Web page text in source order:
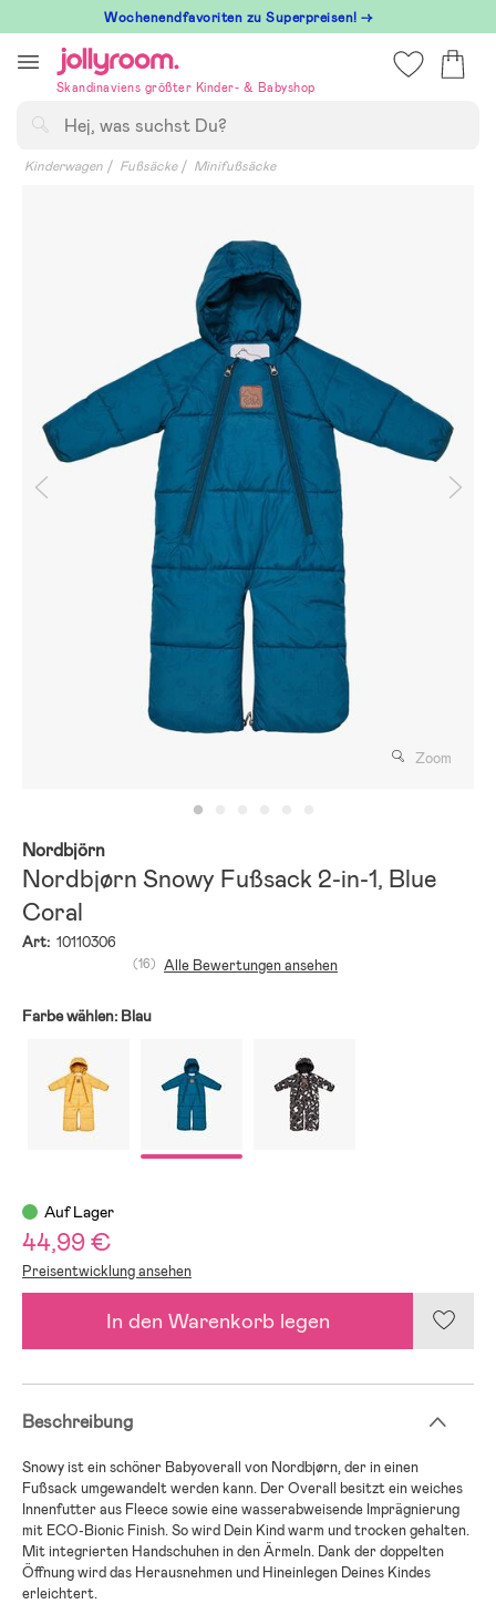
till
innehållet
Wochenendfavoriten zu Superpreisen! →
Skandinaviens größter Kinder- & Babyshop
Kinderwagen Fußsäcke Minifußsäcke
Zoom
Nordbjörn
Nordbjørn Snowy Fußsack 2-in-1, Blue
Coral
Art: 10110306
(16) Alle Bewertungen ansehen
Farbe wählen: Blau
Auf Lager
44,99 €
Preisentwicklung ansehen
In den Warenkorb legen
Beschreibung
Snowy ist ein schöner Babyoverall von Nordbjørn, der in einen
Fußsack umgewandelt werden kann. Der Overall besitzt ein weiches
Innenfutter aus Fleece sowie eine wasserabweisende Imprägnierung
mit ECO-Bionic Finish. So wird Dein Kind warm und trocken gehalten.
Mit integrierten Handschuhen in den Ärmeln. Dank der doppelten
Öffnung wird das Herausnehmen und Hineinlegen Deines Kindes
erleichtert.